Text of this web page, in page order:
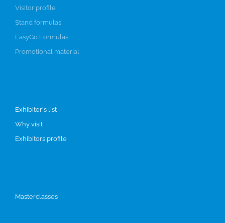
Visitor profile
Stand formulas
EasyGo Formulas
Promotional material
Exhibitor's list
Why visit
Exhibitors profile
Masterclasses